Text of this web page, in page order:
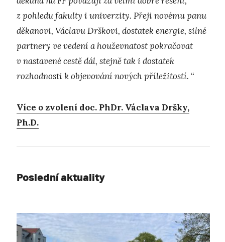
z pohledu fakulty i univerzity. Přeji novému panu
děkanovi, Václavu Drškovi, dostatek energie, silné
partnery ve vedení a houževnatost pokračovat
v nastavené cestě dál, stejně tak i dostatek
rozhodnosti k objevování nových příležitostí. “
Více o zvolení doc. PhDr. Václava Dršky,
Ph.D.
Poslední aktuality